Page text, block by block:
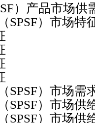
）产品市场供
）市场特
）市场需
）市场供
）市场供